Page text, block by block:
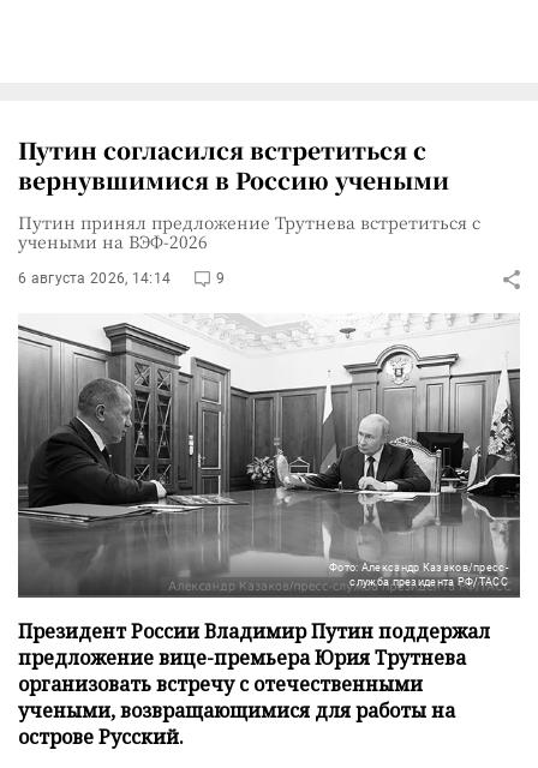
Путин согласился встретиться с
вернувшимися в Россию учеными
Путин принял предложение Трутнева встретиться с
учеными на ВЭФ-2026
6 августа 2026, 14:14 9
Фото: Александр Казаков/пресс-
служба президента РФ/ТАСС
Президент России Владимир Путин поддержал
предложение вице-премьера Юрия Трутнева
организовать встречу с отечественными
учеными, возвращающимися для работы на
острове Русский.